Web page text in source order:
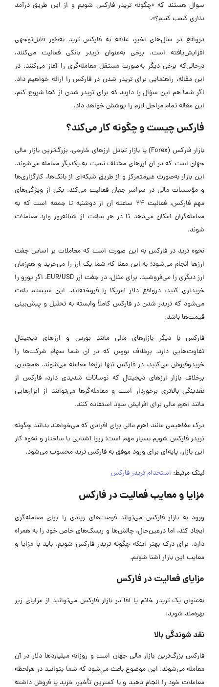
سوال هستند که «چگونه تریدر فارکس شویم و از این طریق درآمد
دلاری کسب کنیم؟».
درواقع در سال‌های اخیر، علاقه به فارکس ترید به‌طور قابل‌توجهی
افزایش‌یافته است. برخی به‌عنوان تریدر بانکی فعالیت می‌کنند،
درحالی‌که برخی دیگر به‌صورت مستقل معامله‌گری را آغاز می‌کنند. در
این مقاله، راهنمایی برای تریدر شدن در فارکس را ارائه خواهیم داد.
اگر شما هم این سؤال را دارید که برای تریدر شدن از کجا شروع کنم،
این مقاله تمام مراحل لازم را پوشش خواهد داد.
فارکس چیست و چگونه کار می‌کند؟
بازار فارکس (Forex) یا بازار تبادل ارزهای خارجی، بزرگ‌ترین بازار مالی
جهان است که در آن ارزهای مختلف نسبت به یکدیگر معامله می‌شوند.
این بازار به‌صورت غیرمتمرکز و از طریق شبکه‌ای از بانک‌ها، کارگزاری‌ها
و مؤسسات مالی در سراسر جهان فعالیت می‌کند. یکی از ویژگی‌های
مهم فارکس، فعالیت 24 ساعته آن از دوشنبه تا جمعه است که به
معامله‌گران امکان می‌دهد تا در هر ساعت از شبانه‌روز وارد معاملات
شوند.
نحوه ترید در فارکس به این صورت است که معاملات بر اساس جفت
ارزها انجام می‌شود؛ به این معنا که شما یک ارز را می‌خرید و هم‌زمان
ارز دیگری را می‌فروشید. برای مثال، در جفت ارز EUR/USD، اگر یورو را
خریداری کنید، درواقع دلار آمریکا را فروخته‌اید. این سیستم باعث
می‌شود که تریدر شدن در فارکس کاملاً وابسته به تحلیل و پیش‌بینی
قیمت‌ها باشد.
فارکس با دیگر بازارهای مالی مانند بورس و ارزهای دیجیتال
تفاوت‌هایی دارد. برخلاف بورس که در آن شما سهام شرکت‌ها را
خریدوفروش می‌کنید، در فارکس تنها ارزها معامله می‌شوند. همچنین،
برخلاف بازار ارزهای دیجیتال که نوسانات شدیدی دارد، فارکس از
نقدینگی بالاتری برخوردار است و معامله‌گرها می‌توانند از ابزارهایی
مانند اهرم مالی برای افزایش سود استفاده کنند.
درک مفاهیمی مانند اهرم مالی برای افرادی که می‌خواهند بدانند چگونه
تریدر فارکس شویم بسیار مهم است؛ زیرا آشنایی با ساختار و نحوه کار
این بازار، پایه‌ای برای ورود موفق به فارکس ترید محسوب می‌شود.
لینک مرتبط: استخدام تریدر فارکس
مزایا و معایب فعالیت در فارکس
ورود به بازار فارکس می‌تواند فرصت‌های زیادی را برای معامله‌گری
ایجاد کند، اما درعین‌حال، چالش‌ها و ریسک‌های خاص خود را به همراه
دارد. برای درک بهتر اینکه چگونه تریدر فارکس شویم، باید با مزایا و
معایب این بازار آشنا شویم.
مزایای فعالیت در فارکس
به‌عنوان یک تریدر خانم یا آقا در بازار فارکس می‌توانید از مزایای زیر
بهره‌مند شوید:
نقد شوندگی بالا
فارکس بزرگ‌ترین بازار مالی جهان است و روزانه میلیاردها دلار در آن
معامله می‌شوند. این موضوع باعث می‌شود که شما بتوانید در هرلحظه
معاملات خود را انجام دهید و با کمترین تأخیر، خرید یا فروش داشته